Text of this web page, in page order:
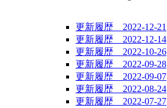
更新履歴 2022-12-21
更新履歴 2022-12-14
更新履歴 2022-10-26
更新履歴 2022-09-28
更新履歴 2022-09-07
更新履歴 2022-08-24
更新履歴 2022-07-27